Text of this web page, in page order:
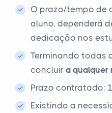
O prazo/tempo de
aluno, dependerá
dedicação nos
Terminando todas
concluir a qualquer
Prazo contratado:
Existindo a